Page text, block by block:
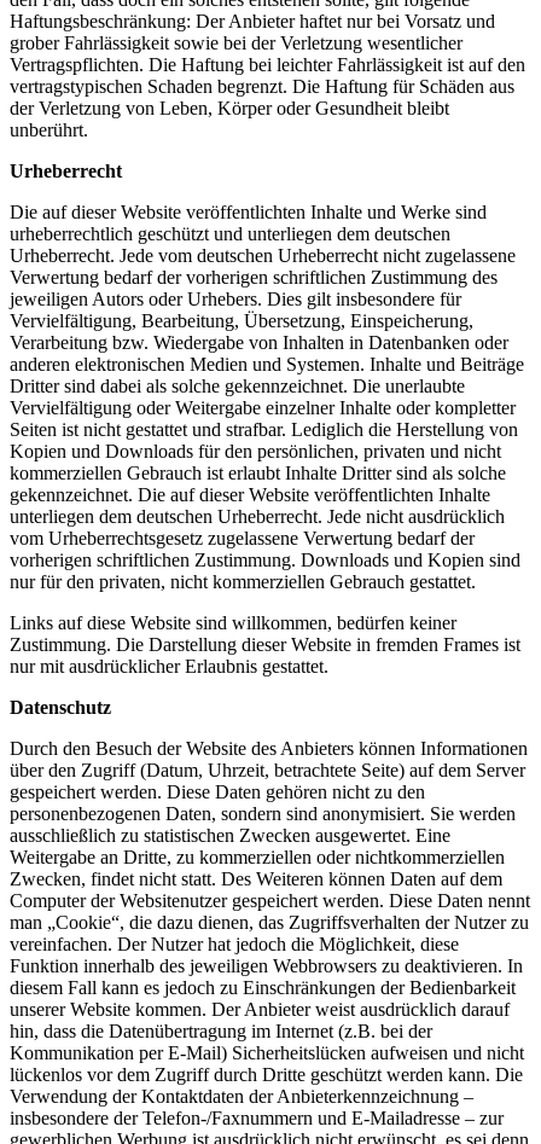
Haftungsbeschränkung: Der Anbieter haftet nur bei Vorsatz und
grober Fahrlässigkeit sowie bei der Verletzung wesentlicher
Vertragspflichten. Die Haftung bei leichter Fahrlässigkeit ist auf den
vertragstypischen Schaden begrenzt. Die Haftung für Schäden aus
der Verletzung von Leben, Körper oder Gesundheit bleibt
unberührt.
Urheberrecht
Die auf dieser Website veröffentlichten Inhalte und Werke sind
urheberrechtlich geschützt und unterliegen dem deutschen
Urheberrecht. Jede vom deutschen Urheberrecht nicht zugelassene
Verwertung bedarf der vorherigen schriftlichen Zustimmung des
jeweiligen Autors oder Urhebers. Dies gilt insbesondere für
Vervielfältigung, Bearbeitung, Übersetzung, Einspeicherung,
Verarbeitung bzw. Wiedergabe von Inhalten in Datenbanken oder
anderen elektronischen Medien und Systemen. Inhalte und Beiträge
Dritter sind dabei als solche gekennzeichnet. Die unerlaubte
Vervielfältigung oder Weitergabe einzelner Inhalte oder kompletter
Seiten ist nicht gestattet und strafbar. Lediglich die Herstellung von
Kopien und Downloads für den persönlichen, privaten und nicht
kommerziellen Gebrauch ist erlaubt Inhalte Dritter sind als solche
gekennzeichnet. Die auf dieser Website veröffentlichten Inhalte
unterliegen dem deutschen Urheberrecht. Jede nicht ausdrücklich
vom Urheberrechtsgesetz zugelassene Verwertung bedarf der
vorherigen schriftlichen Zustimmung. Downloads und Kopien sind
nur für den privaten, nicht kommerziellen Gebrauch gestattet.
Links auf diese Website sind willkommen, bedürfen keiner
Zustimmung. Die Darstellung dieser Website in fremden Frames ist
nur mit ausdrücklicher Erlaubnis gestattet.
Datenschutz
Durch den Besuch der Website des Anbieters können Informationen
über den Zugriff (Datum, Uhrzeit, betrachtete Seite) auf dem Server
gespeichert werden. Diese Daten gehören nicht zu den
personenbezogenen Daten, sondern sind anonymisiert. Sie werden
ausschließlich zu statistischen Zwecken ausgewertet. Eine
Weitergabe an Dritte, zu kommerziellen oder nichtkommerziellen
Zwecken, findet nicht statt. Des Weiteren können Daten auf dem
Computer der Websitenutzer gespeichert werden. Diese Daten nennt
man „Cookie“, die dazu dienen, das Zugriffsverhalten der Nutzer zu
vereinfachen. Der Nutzer hat jedoch die Möglichkeit, diese
Funktion innerhalb des jeweiligen Webbrowsers zu deaktivieren. In
diesem Fall kann es jedoch zu Einschränkungen der Bedienbarkeit
unserer Website kommen. Der Anbieter weist ausdrücklich darauf
hin, dass die Datenübertragung im Internet (z.B. bei der
Kommunikation per E-Mail) Sicherheitslücken aufweisen und nicht
lückenlos vor dem Zugriff durch Dritte geschützt werden kann. Die
Verwendung der Kontaktdaten der Anbieterkennzeichnung –
insbesondere der Telefon-/Faxnummern und E-Mailadresse – zur
gewerblichen Werbung ist ausdrücklich nicht erwünscht, es sei denn